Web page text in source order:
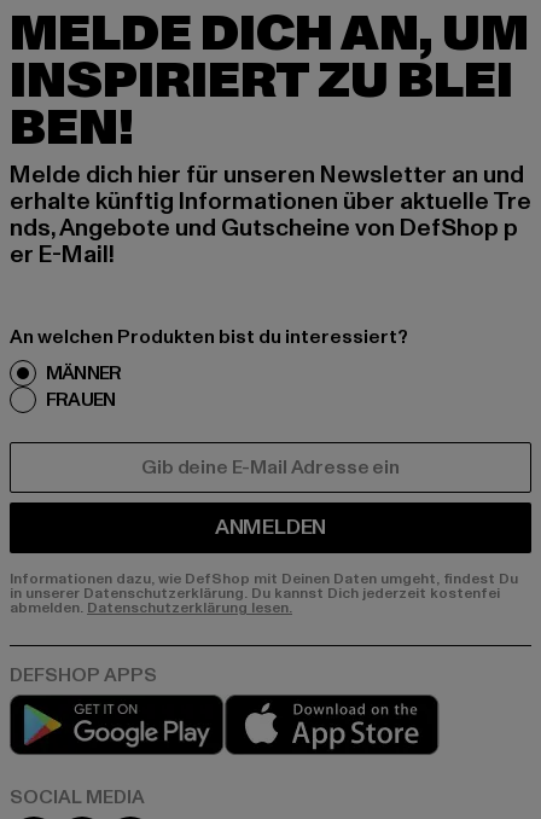
MELDE DICH AN, UM
INSPIRIERT ZU BLEI
BEN!
Melde dich hier für unseren Newsletter an und
erhalte künftig Informationen über aktuelle Tre
nds, Angebote und Gutscheine von DefShop p
er E-Mail!
An welchen Produkten bist du interessiert?
MÄNNER
FRAUEN
ANMELDEN
Informationen dazu, wie DefShop mit Deinen Daten umgeht, findest Du
in unserer Datenschutzerklärung. Du kannst Dich jederzeit kostenfei
abmelden. Datenschutzerklärung lesen.
Play market